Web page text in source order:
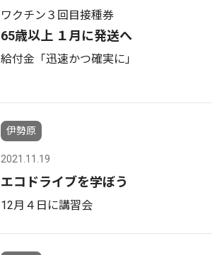
ワクチン３回目接種券
65歳以上 １月に発送へ
給付金「迅速かつ確実に」
伊勢原
2021.11.19
エコドライブを学ぼう
12月４日に講習会